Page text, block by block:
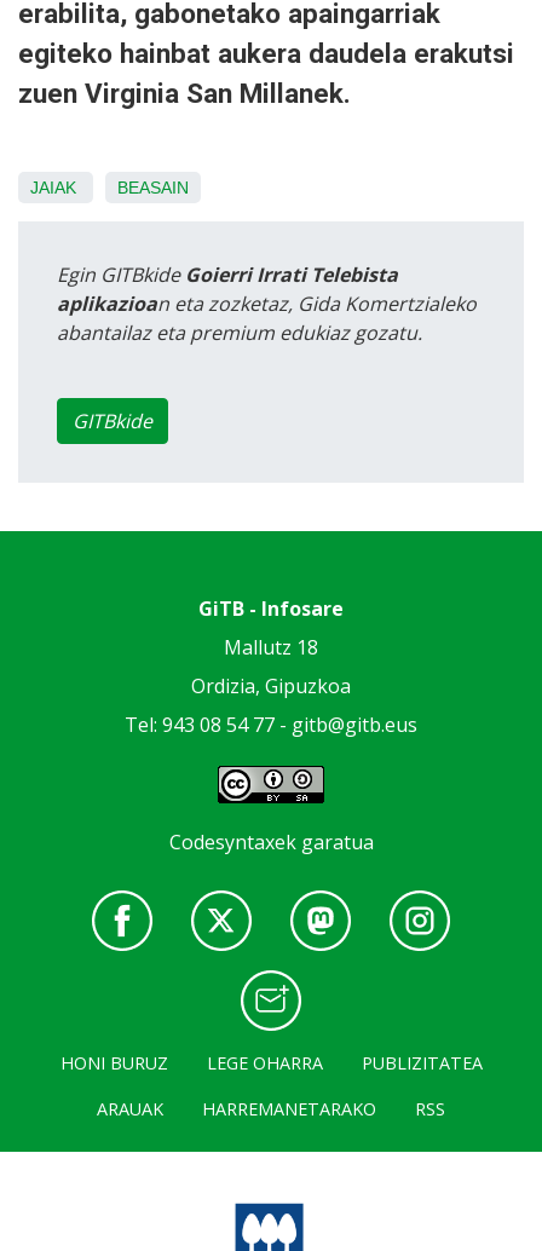
erabilita, gabonetako apaingarriak
egiteko hainbat aukera daudela erakutsi
zuen Virginia San Millanek.
JAIAK BEASAIN
Egin GITBkide Goierri Irrati Telebista
aplikazioan eta zozketaz, Gida Komertzialeko
abantailaz eta premium edukiaz gozatu.
GITBkide
GiTB - Infosare
Mallutz 18
Ordizia, Gipuzkoa
Tel: 943 08 54 77 - gitb@gitb.eus
Codesyntaxek garatua
HONI BURUZ LEGE OHARRA
PUBLIZITATEA
ARAUAK
HARREMANETARAKO RSS